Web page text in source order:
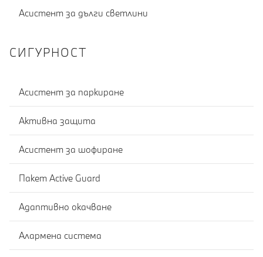
Асистент за дълги светлини
СИГУРНОСТ
Асистент за паркиране
Активна защита
Асистент за шофиране
Пакет Active Guard
Адаптивно окачване
Алармена система